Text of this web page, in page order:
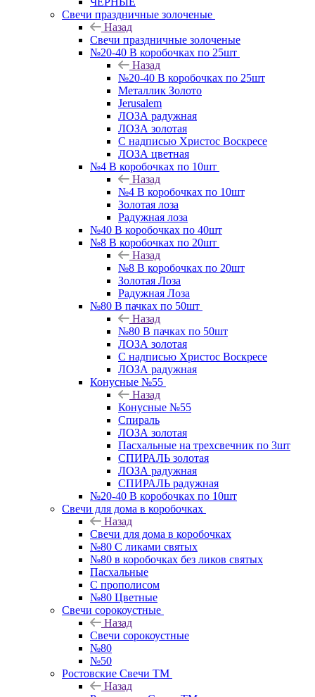
Свечи праздничные золоченые
Назад
Свечи праздничные золоченые
№20-40 В коробочках по 25шт
Назад
№20-40 В коробочках по 25шт
Металлик Золото
Jerusalem
ЛОЗА радужная
ЛОЗА золотая
С надписью Христос Воскресе
ЛОЗА цветная
№4 В коробочках по 10шт
Назад
№4 В коробочках по 10шт
Золотая лоза
Радужная лоза
№40 В коробочках по 40шт
№8 В коробочках по 20шт
Назад
№8 В коробочках по 20шт
Золотая Лоза
Радужная Лоза
№80 В пачках по 50шт
Назад
№80 В пачках по 50шт
ЛОЗА золотая
С надписью Христос Воскресе
ЛОЗА радужная
Конусные №55
Назад
Конусные №55
Спираль
ЛОЗА золотая
Пасхальные на трехсвечник по 3шт
СПИРАЛЬ золотая
ЛОЗА радужная
СПИРАЛЬ радужная
№20-40 В коробочках по 10шт
Свечи для дома в коробочках
Назад
Свечи для дома в коробочках
№80 С ликами святых
№80 в коробочках без ликов святых
Пасхальные
С прополисом
№80 Цветные
Свечи сорокоустные
Назад
Свечи сорокоустные
№80
№50
Ростовские Свечи ТМ
Назад